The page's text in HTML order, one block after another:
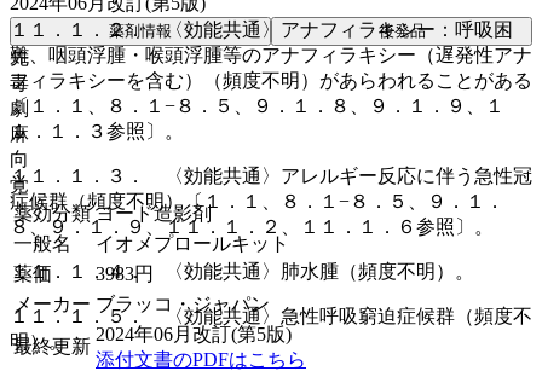
１１．１．２． 〈効能共通〉アナフィラキシー：呼吸困
難、咽頭浮腫・喉頭浮腫等のアナフィラキシー（遅発性アナ
フィラキシーを含む）（頻度不明）があらわれることがある
〔１．１、８．１−８．５、９．１．８、９．１．９、１
１．１．３参照〕。
１１．１．３． 〈効能共通〉アレルギー反応に伴う急性冠
症候群（頻度不明）〔１．１、８．１−８．５、９．１．
８、９．１．９、１１．１．２、１１．１．６参照〕。
１１．１．４． 〈効能共通〉肺水腫（頻度不明）。
１１．１．５． 〈効能共通〉急性呼吸窮迫症候群（頻度不
明）。
薬剤情報 後発品
先
毒
劇
麻
向
覚
薬効分類 ヨード造影剤
一般名
イオメプロールキット
薬価
3983円
メーカー ブラッコ・ジャパン
最終更新
2024年06月改訂(第5版)
添付文書のPDFはこちら